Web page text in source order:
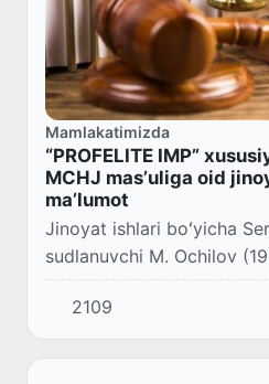
Mamlakatimizda
“PROFELITE IMP”
MCHJ masʼuliga oid
maʼlumot
Jinoyat ishlari boʻyicha
sudlanuvchi M. Ochilov
Surxondaryo viloyatida
oʻzbek, Oʻzbekiston
maʼlumoti –...
2109